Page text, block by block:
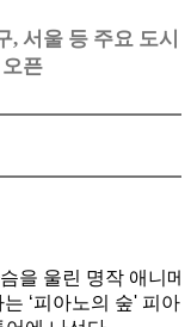
Weather)》 개최
》 개최
이지 않는 세계의 생
작에 데이비드 라우
, 서울 등 주요 도시
픈
을 울린 명작 애니메
‘피아노의 숲' 피아